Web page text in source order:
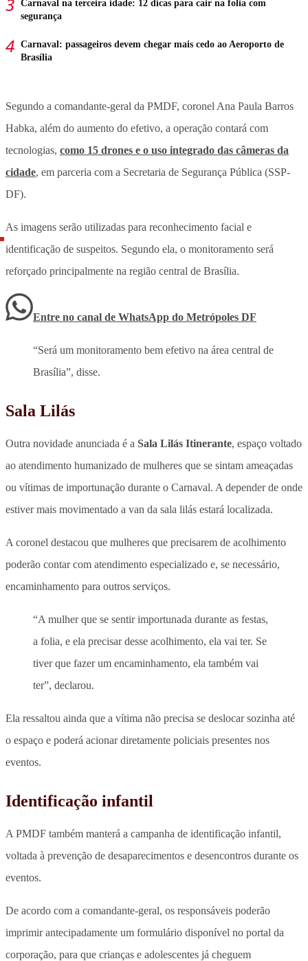
Carnaval na terceira idade: 12 dicas para cair na folia com
segurança
Carnaval: passageiros devem chegar mais cedo ao Aeroporto de
Brasília
Segundo a comandante-geral da PMDF, coronel Ana Paula Barros
Habka, além do aumento do efetivo, a operação contará com
tecnologias, como 15 drones e o uso integrado das câmeras da
cidade, em parceria com a Secretaria de Segurança Pública (SSP-
DF).
As imagens serão utilizadas para reconhecimento facial e
identificação de suspeitos. Segundo ela, o monitoramento será
reforçado principalmente na região central de Brasília.
Entre no canal de WhatsApp do Metrópoles DF
“Será um monitoramento bem efetivo na área central de
Brasília”, disse.
Sala Lilás
Outra novidade anunciada é a Sala Lilás Itinerante, espaço voltado
ao atendimento humanizado de mulheres que se sintam ameaçadas
ou vítimas de importunação durante o Carnaval. A depender de onde
estiver mais movimentado a van da sala lilás estará localizada.
A coronel destacou que mulheres que precisarem de acolhimento
poderão contar com atendimento especializado e, se necessário,
encaminhamento para outros serviços.
“A mulher que se sentir importunada durante as festas,
a folia, e ela precisar desse acolhimento, ela vai ter. Se
tiver que fazer um encaminhamento, ela também vai
ter”, declarou.
Ela ressaltou ainda que a vítima não precisa se deslocar sozinha até
o espaço e poderá acionar diretamente policiais presentes nos
eventos.
Identificação infantil
A PMDF também manterá a campanha de identificação infantil,
voltada à prevenção de desaparecimentos e desencontros durante os
eventos.
De acordo com a comandante-geral, os responsáveis poderão
imprimir antecipadamente um formulário disponível no portal da
corporação, para que crianças e adolescentes já cheguem